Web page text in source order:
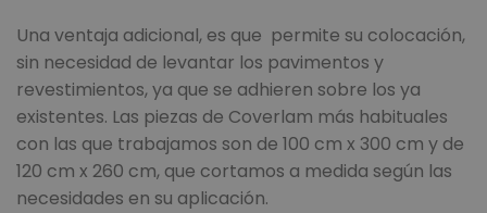
Una ventaja adicional, es que permite su colocación,
sin necesidad de levantar los pavimentos y
revestimientos, ya que se adhieren sobre los ya
existentes. Las piezas de Coverlam más habituales
con las que trabajamos son de 100 cm x 300 cm y de
120 cm x 260 cm, que cortamos a medida según las
necesidades en su aplicación.